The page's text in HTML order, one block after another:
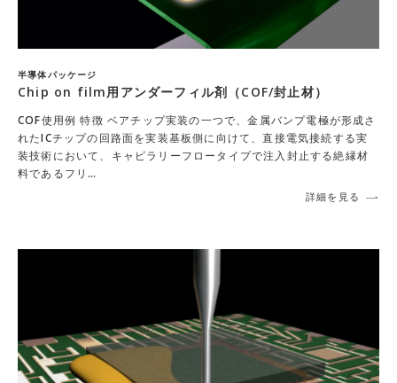
半導体パッケージ
Chip on film用アンダーフィル剤（COF/封止材）
COF使用例 特徴 ベアチップ実装の一つで、金属バンプ電極が形成さ
れたICチップの回路面を実装基板側に向けて、直接電気接続する実
装技術において、キャピラリーフロータイプで注入封止する絶縁材
料であるフリ…
詳細を見る